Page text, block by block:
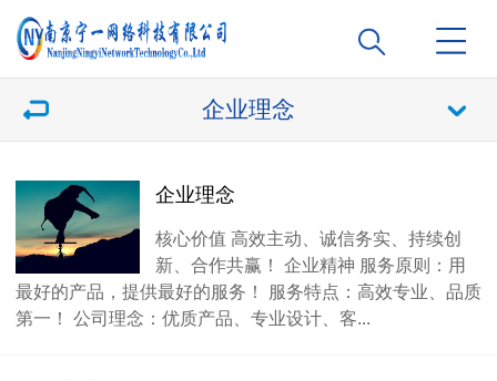
企业理念
企业理念
核心价值 高效主动、诚信务实、持续创
新、合作共赢！ 企业精神 服务原则：用
最好的产品，提供最好的服务！ 服务特点：高效专业、品质
第一！ 公司理念：优质产品、专业设计、客...